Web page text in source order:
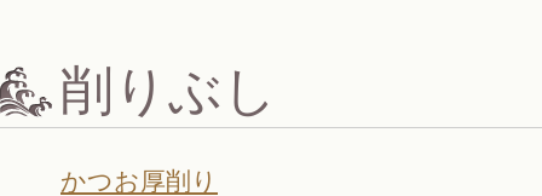
削りぶし
かつお厚削り